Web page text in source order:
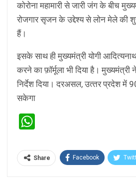
कोरोना महामारी से जारी जंग के बीच
रोजगार सृजन के उद्देश्य से लोन मेले
हैं।
इसके साथ ही मुख्यमंत्री योगी
करने का फ़ॉर्मूला भी दिया है।
निर्देश दिया। दरअसल, उत्‍तर प्रदेश में
सकेगा
Share Facebook